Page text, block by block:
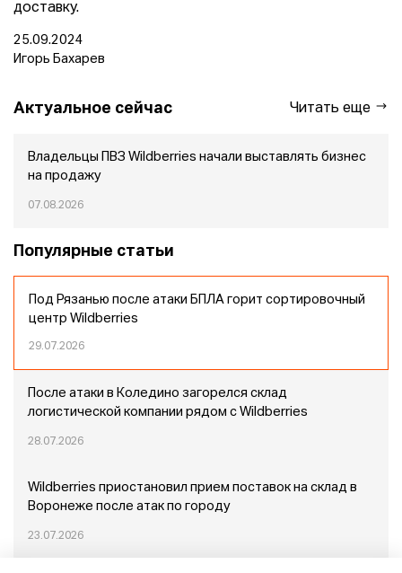
доставку.
25.09.2024
Игорь Бахарев
Актуальное сейчас Читать еще
Владельцы ПВЗ Wildberries начали выставлять бизнес
на продажу
07.08.2026
Популярные статьи
Под Рязанью после атаки БПЛА горит сортировочный
центр Wildberries
29.07.2026
После атаки в Коледино загорелся склад
логистической компании рядом с Wildberries
28.07.2026
Wildberries приостановил прием поставок на склад в
Воронеже после атак по городу
23.07.2026